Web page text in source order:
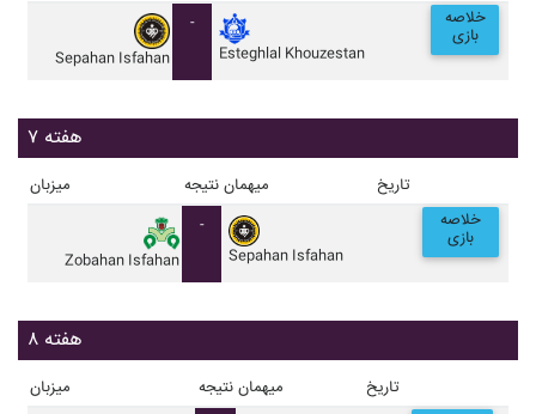
Sepahan Isfahan
-
Esteghlal Khouzestan
خلاصه
بازی
هفته ۷
میزبان نتیجه میهمان تاریخ
Zobahan Isfahan
-
Sepahan Isfahan
خلاصه
بازی
هفته ۸
میزبان نتیجه میهمان تاریخ